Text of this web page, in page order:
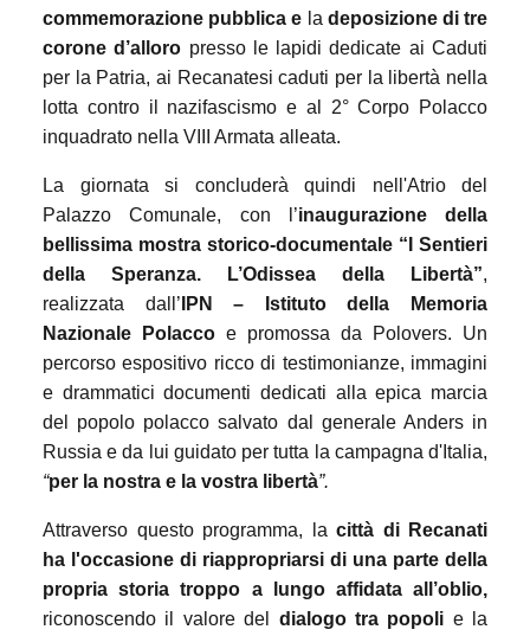
commemorazione pubblica e la deposizione di tre
corone d’alloro presso le lapidi dedicate ai Caduti
per la Patria, ai Recanatesi caduti per la libertà nella
lotta contro il nazifascismo e al 2° Corpo Polacco
inquadrato nella VIII Armata alleata.
La giornata si concluderà quindi nell'Atrio del
Palazzo Comunale, con l’inaugurazione della
bellissima mostra storico-documentale “I Sentieri
della Speranza. L’Odissea della Libertà”,
realizzata dall’ IPN – Istituto della Memoria
Nazionale Polacco e promossa da Polovers. Un
percorso espositivo ricco di testimonianze, immagini
e drammatici documenti dedicati alla epica marcia
del popolo polacco salvato dal generale Anders in
Russia e da lui guidato per tutta la campagna d'Italia,
“per la nostra e la vostra libertà”.
Attraverso questo programma, la città di Recanati
ha l'occasione di riappropriarsi di una parte della
propria storia troppo a lungo affidata all’oblio,
riconoscendo il valore del dialogo tra popoli e la